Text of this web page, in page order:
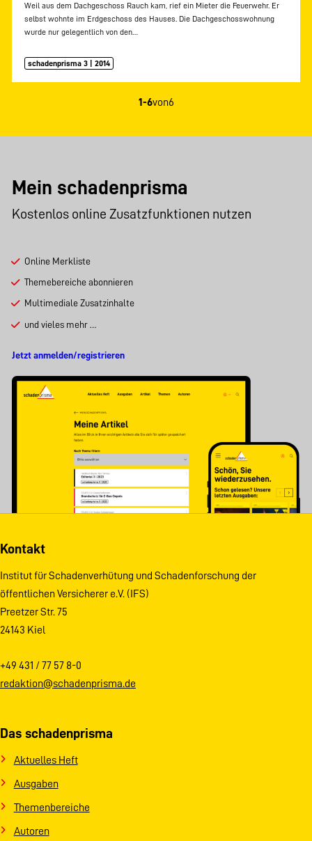
Weil aus dem Dachgeschoss Rauch kam, rief ein Mieter die Feuerwehr. Er
selbst wohnte im Erdgeschoss des Hauses. Die Dachgeschosswohnung
wurde nur gelegentlich von den…
schadenprisma 3 | 2014
1-6von6
Mein schadenprisma
Kostenlos online Zusatzfunktionen nutzen
Online Merkliste
Themebereiche abonnieren
Multimediale Zusatzinhalte
und vieles mehr …
Jetzt anmelden/registrieren
Kontakt
Institut für Schadenverhütung und Schadenforschung der
öffentlichen Versicherer e.V. (IFS)
Preetzer Str. 75
24143 Kiel
+49 431 / 77 57 8-0
redaktion@schadenprisma.de
Das schadenprisma
Aktuelles Heft
Ausgaben
Themenbereiche
Autoren